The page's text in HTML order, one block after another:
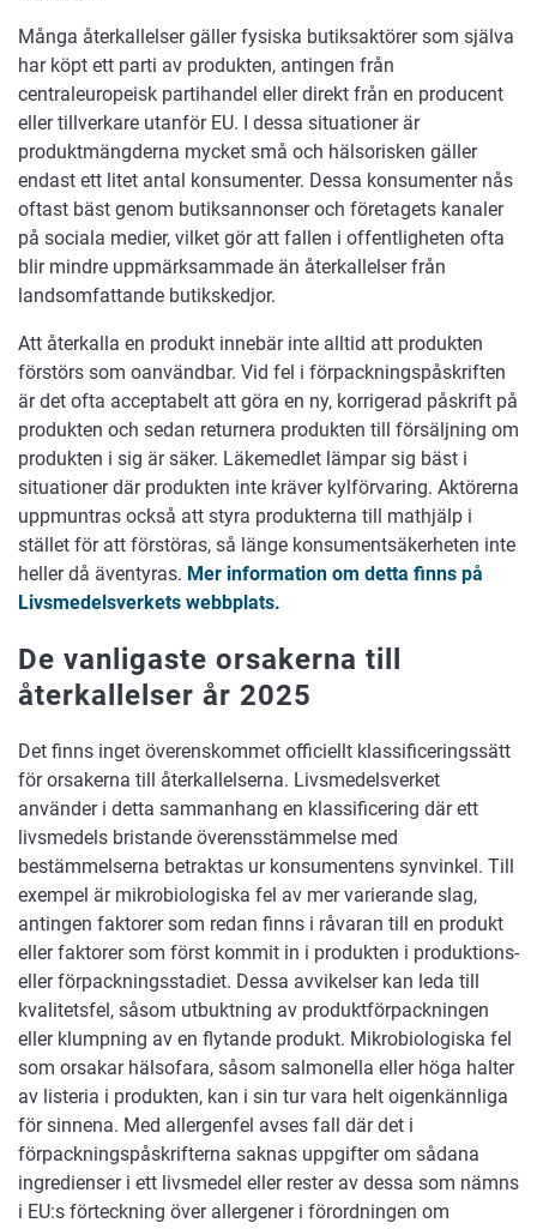
Många återkallelser gäller fysiska butiksaktörer som själva
har köpt ett parti av produkten, antingen från
centraleuropeisk partihandel eller direkt från en producent
eller tillverkare utanför EU. I dessa situationer är
produktmängderna mycket små och hälsorisken gäller
endast ett litet antal konsumenter. Dessa konsumenter nås
oftast bäst genom butiksannonser och företagets kanaler
på sociala medier, vilket gör att fallen i offentligheten ofta
blir mindre uppmärksammade än återkallelser från
landsomfattande butikskedjor.
Att återkalla en produkt innebär inte alltid att produkten
förstörs som oanvändbar. Vid fel i förpackningspåskriften
är det ofta acceptabelt att göra en ny, korrigerad påskrift på
produkten och sedan returnera produkten till försäljning om
produkten i sig är säker. Läkemedlet lämpar sig bäst i
situationer där produkten inte kräver kylförvaring. Aktörerna
uppmuntras också att styra produkterna till mathjälp i
stället för att förstöras, så länge konsumentsäkerheten inte
heller då äventyras. Mer information om detta finns på
Livsmedelsverkets webbplats.
De vanligaste orsakerna till
återkallelser år 2025
Det finns inget överenskommet officiellt klassificeringssätt
för orsakerna till återkallelserna. Livsmedelsverket
använder i detta sammanhang en klassificering där ett
livsmedels bristande överensstämmelse med
bestämmelserna betraktas ur konsumentens synvinkel. Till
exempel är mikrobiologiska fel av mer varierande slag,
antingen faktorer som redan finns i råvaran till en produkt
eller faktorer som först kommit in i produkten i produktions-
eller förpackningsstadiet. Dessa avvikelser kan leda till
kvalitetsfel, såsom utbuktning av produktförpackningen
eller klumpning av en flytande produkt. Mikrobiologiska fel
som orsakar hälsofara, såsom salmonella eller höga halter
av listeria i produkten, kan i sin tur vara helt oigenkännliga
för sinnena. Med allergenfel avses fall där det i
förpackningspåskrifterna saknas uppgifter om sådana
ingredienser i ett livsmedel eller rester av dessa som nämns
i EU:s förteckning över allergener i förordningen om